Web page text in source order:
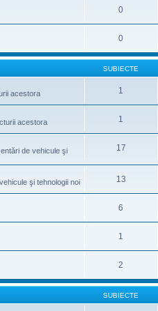
0
0
SUBIECTE
acestora 1
acestora 1
de vehicule şi
17
şi tehnologii noi 13
6
1
2
SUBIECTE